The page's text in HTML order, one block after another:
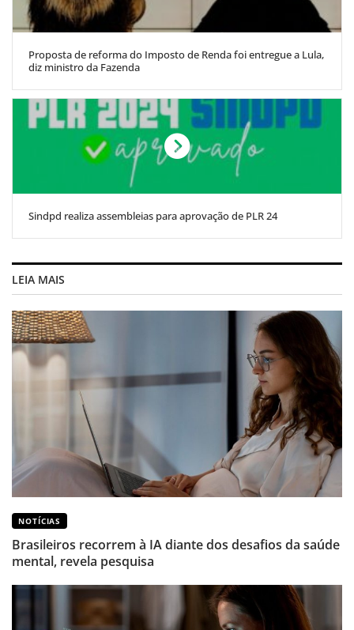
Proposta de reforma do Imposto de Renda foi entregue a Lula,
diz ministro da Fazenda
Sindpd realiza assembleias para aprovação de PLR 24
LEIA MAIS
NOTÍCIAS
Brasileiros recorrem à IA diante dos desafios da saúde
mental, revela pesquisa